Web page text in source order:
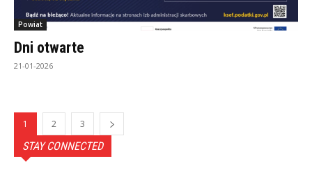
Powiat
Dni otwarte
21-01-2026
1 2 3
STAY CONNECTED